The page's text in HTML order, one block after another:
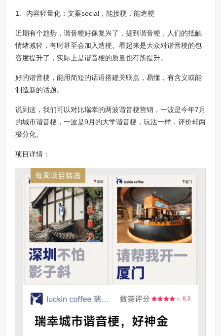
1、内容轻量化：文案social，能接梗，能造梗
近期有个趋势，谐音梗好像复兴了，提到谐音梗，人们的抵触
情绪减轻，有时甚至会加入造梗。看起来是大众对谐音梗的包
容度提升了，实际上是谐音梗的质量也有所提升。
好的谐音梗，能用简短的话语搭建关联点，易懂，有含义或能
制造新的话题。
说到这，我们可以对比瑞幸的两波谐音梗营销，一波是今年7月
的城市谐音梗，一波是9月的大学谐音梗，玩法一样，评价却两
极分化。
项目详情：